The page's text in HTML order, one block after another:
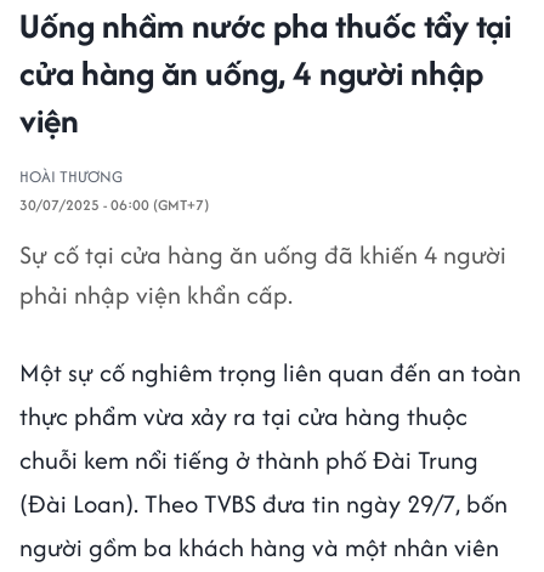
Uống nhầm nước pha thuốc tẩy tại
cửa hàng ăn uống, 4 người nhập
viện
HOÀI THƯƠNG
30/07/2025 - 06:00 (GMT+7)
Sự cố tại cửa hàng ăn uống đã khiến 4 người
phải nhập viện khẩn cấp.
Một sự cố nghiêm trọng liên quan đến an toàn
thực phẩm vừa xảy ra tại cửa hàng thuộc
chuỗi kem nổi tiếng ở thành phố Đài Trung
(Đài Loan). Theo TVBS đưa tin ngày 29/7, bốn
người gồm ba khách hàng và một nhân viên